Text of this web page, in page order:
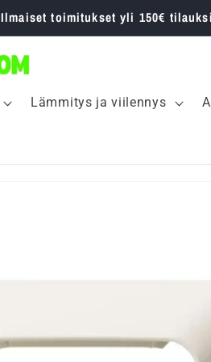
Ilmaiset toimitukset yli 150€
Lämmitys ja viilennys